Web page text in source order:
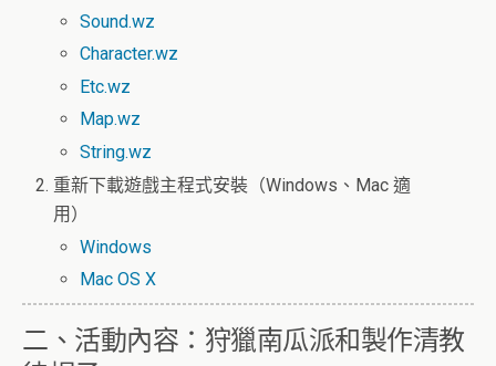
Sound.wz
Character.wz
Etc.wz
Map.wz
String.wz
重新下載遊戲主程式安裝（Windows、Mac 適
用）
Windows
Mac OS X
二、活動內容：狩獵南瓜派和製作清教